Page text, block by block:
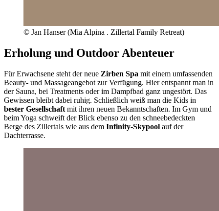
© Jan Hanser (Mia Alpina . Zillertal Family Retreat)
Erholung und Outdoor Abenteuer
Für Erwachsene steht der neue Zirben Spa mit einem umfassenden
Beauty- und Massageangebot zur Verfügung. Hier entspannt man in
der Sauna, bei Treatments oder im Dampfbad ganz ungestört. Das
Gewissen bleibt dabei ruhig. Schließlich weiß man die Kids in
bester Gesellschaft mit ihren neuen Bekanntschaften. Im Gym und
beim Yoga schweift der Blick ebenso zu den schneebedeckten
Berge des Zillertals wie aus dem Infinity-Skypool auf der
Dachterrasse.